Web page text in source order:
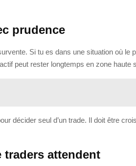
prudence
Si tu es dans une situation où le
peut rester longtemps en zone
décider seul d’un trade. Il doit être
traders attendent